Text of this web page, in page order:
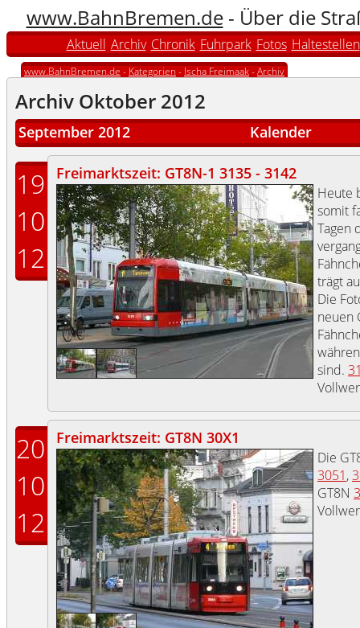
www.BahnBremen.de- Über die
Aktuell Archiv Chronik Fuhrpark Fotos Haltestellen
www.BahnBremen.de - Kategorien - Ischa Freimaak-Archiv
Archiv Oktober 2012
September 2012 Kalender
19
10
12
Freimarktszeit: GT8N-1 3135 - 3142
Heute
somit
Tagen
trägt
Die
neuen
sind.
20
10
12
Freimarktszeit: GT8N 30X1
Die
3051,
GT8N